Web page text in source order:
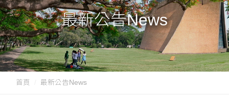
最新公告News
首頁 最新公告News